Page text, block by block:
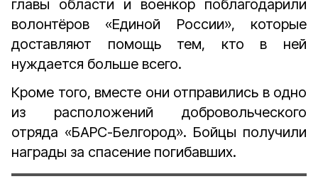
главы области и военкор поблагодарили
волонтёров «Единой России», которые
доставляют помощь тем, кто в ней
нуждается больше всего.
Кроме того, вместе они отправились в одно
из расположений добровольческого
отряда «БАРС-Белгород». Бойцы получили
награды за спасение погибавших.